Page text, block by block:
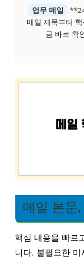
업무 메일
메일 제목부터
금 바로 확
메일 본문
핵심 내용을 빠르
니다. 불필요한 미